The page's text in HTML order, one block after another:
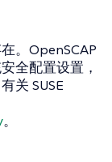
。OpenSCAP
全配置设置，
关 SUSE
。